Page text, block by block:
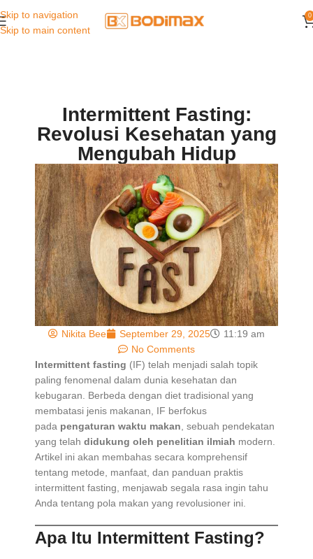
Skip to navigation
Skip to main content
0
Intermittent Fasting:
Revolusi Kesehatan yang
Mengubah Hidup
Nikita Bee September 29, 2025
11:19 am
No Comments
Intermittent fasting (IF) telah menjadi salah topik
paling fenomenal dalam dunia kesehatan dan
kebugaran. Berbeda dengan diet tradisional yang
membatasi jenis makanan, IF berfokus
pada pengaturan waktu makan , sebuah pendekatan
yang telah didukung oleh penelitian ilmiah modern.
Artikel ini akan membahas secara komprehensif
tentang metode, manfaat, dan panduan praktis
intermittent fasting, menjawab segala rasa ingin tahu
Anda tentang pola makan yang revolusioner ini.
Apa Itu Intermittent Fasting?